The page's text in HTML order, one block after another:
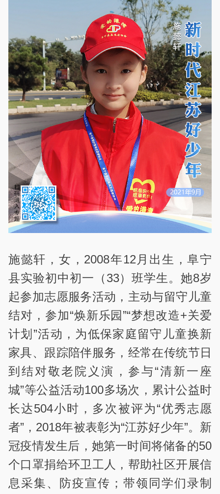
施懿轩，女，2008年12月出生，阜宁
县实验初中初一（33）班学生。她8岁
起参加志愿服务活动，主动与留守儿童
结对，参加“焕新乐园”“梦想改造+关爱
计划”活动，为低保家庭留守儿童换新
家具、跟踪陪伴服务，经常在传统节日
到结对敬老院义演，参与“清新一座
城”等公益活动100多场次，累计公益时
长达504小时，多次被评为“优秀志愿
者”，2018年被表彰为“江苏好少年”。新
冠疫情发生后，她第一时间将储备的50
个口罩捐给环卫工人，帮助社区开展信
息采集、防疫宣传；带领同学们录制